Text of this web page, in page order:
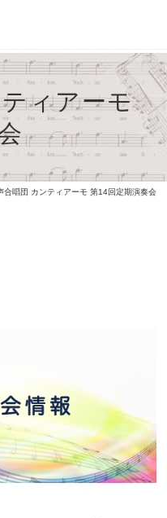
ィアーモ
合唱団 カンティアーモ 第14回定期演奏会